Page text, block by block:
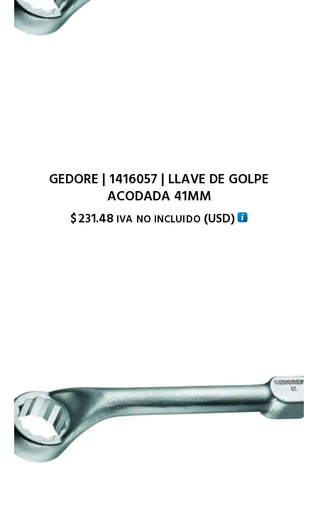
GEDORE | 1416057 | LLAVE DE GOLPE
ACODADA 41MM
$231.48 IVA NO INCLUIDO (USD)